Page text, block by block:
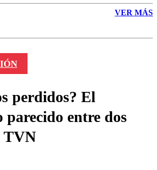
VER MÁS
perdidos? El
parecido entre dos
TVN